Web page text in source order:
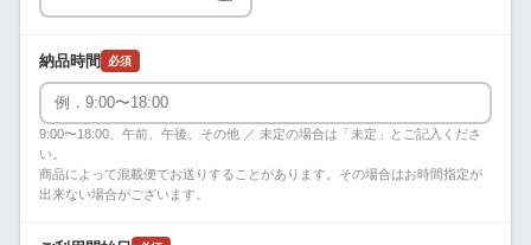
納品時間 必須
9:00〜18:00、午前、午後、その他 ／ 未定の場合は「未定」とご記入くださ
い。
商品によって混載便でお送りすることがあります。その場合はお時間指定が
出来ない場合がございます。